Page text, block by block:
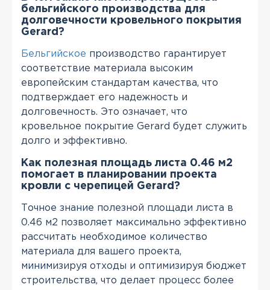
бельгийского производства для
долговечности кровельного покрытия
Gerard?
Бельгийское производство гарантирует
соответствие материала высоким
европейским стандартам качества, что
подтверждает его надежность и
долговечность. Это означает, что
кровельное покрытие Gerard будет служить
долго и эффективно.
Как полезная площадь листа 0.46 м2
помогает в планировании проекта
кровли с черепицей Gerard?
Точное знание полезной площади листа в
0.46 м2 позволяет максимально эффективно
рассчитать необходимое количество
материала для вашего проекта,
минимизируя отходы и оптимизируя бюджет
строительства, что делает процесс более